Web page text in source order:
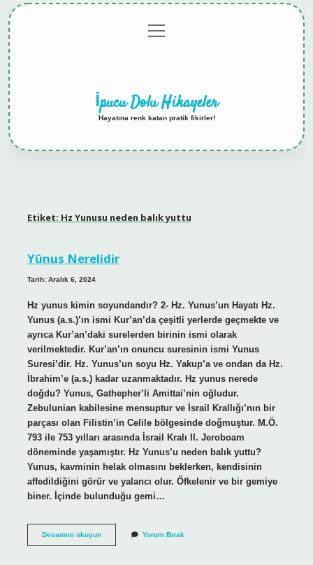
menüyü
aç
İpucu Dolu Hikayeler
Hayatına renk katan pratik fikirler!
Etiket: Hz Yunusu neden balık yuttu
Yûnus Nerelidir
Tarih: Aralık 6, 2024
Hz yunus kimin soyundandır? 2- Hz. Yunus’un Hayatı Hz.
Yunus (a.s.)’ın ismi Kur’an’da çeşitli yerlerde geçmekte ve
ayrıca Kur’an’daki surelerden birinin ismi olarak
verilmektedir. Kur’an’ın onuncu suresinin ismi Yunus
Suresi’dir. Hz. Yunus’un soyu Hz. Yakup’a ve ondan da Hz.
İbrahim’e (a.s.) kadar uzanmaktadır. Hz yunus nerede
doğdu? Yunus, Gathepher’li Amittai’nin oğludur.
Zebulunian kabilesine mensuptur ve İsrail Krallığı’nın bir
parçası olan Filistin’in Celile bölgesinde doğmuştur. M.Ö.
793 ile 753 yılları arasında İsrail Kralı II. Jeroboam
döneminde yaşamıştır. Hz Yunus’u neden balık yuttu?
Yunus, kavminin helak olmasını beklerken, kendisinin
affedildiğini görür ve yalancı olur. Öfkelenir ve bir gemiye
biner. İçinde bulunduğu gemi…
Devamını okuyunYûnus
Yorum Bırak